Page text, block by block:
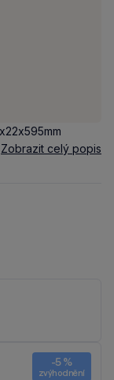
Zobrazit celý popis
-5 %
zvýhodnění